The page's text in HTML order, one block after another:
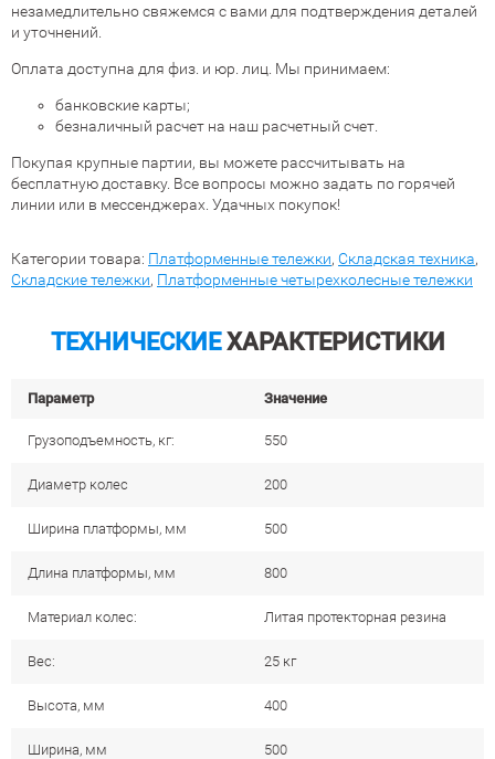
незамедлительно свяжемся с вами для подтверждения деталей
и уточнений.
Оплата доступна для физ. и юр. лиц. Мы принимаем:
банковские карты;
безналичный расчет на наш расчетный счет.
Покупая крупные партии, вы можете рассчитывать на
бесплатную доставку. Все вопросы можно задать по горячей
линии или в мессенджерах. Удачных покупок!
Категории товара: Платформенные тележки, Складская техника,
Складские тележки, Платформенные четырехколесные тележки
ТЕХНИЧЕСКИЕХАРАКТЕРИСТИКИ
Параметр Значение
Грузоподъемность, кг: 550
Диаметр колес 200
Ширина платформы, мм 500
Длина платформы, мм 800
Материал колес: Литая протекторная резина
Вес: 25 кг
Высота, мм 400
Ширина, мм 500